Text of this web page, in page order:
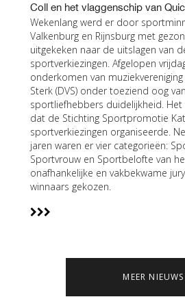
Coll en het vlaggenschip van
Wekenlang werd er door
Valkenburg en Rijnsburg met
uitgekeken naar de uitslagen van
sportverkiezingen. Afgelopen
onderkomen van
Sterk (DVS) onder toeziend oog
sportliefhebbers duidelijkheid.
dat de Stichting Sportpromotie
sportverkiezingen organiseerde.
jaren waren er vier categorieën:
Sportvrouw en Sportbelofte van
onafhankelijke en vakbekwame
winnaars gekozen.
MEER NIEUWS